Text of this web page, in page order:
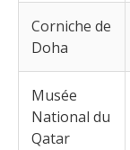
Corniche de
Doha
Musée
National du
Qatar